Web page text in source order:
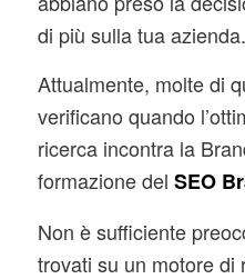
di più sulla tua azienda.
Attualmente, molte di
verificano quando
ricerca incontra la
formazione del SEO
Non è sufficiente
trovati su un motore di